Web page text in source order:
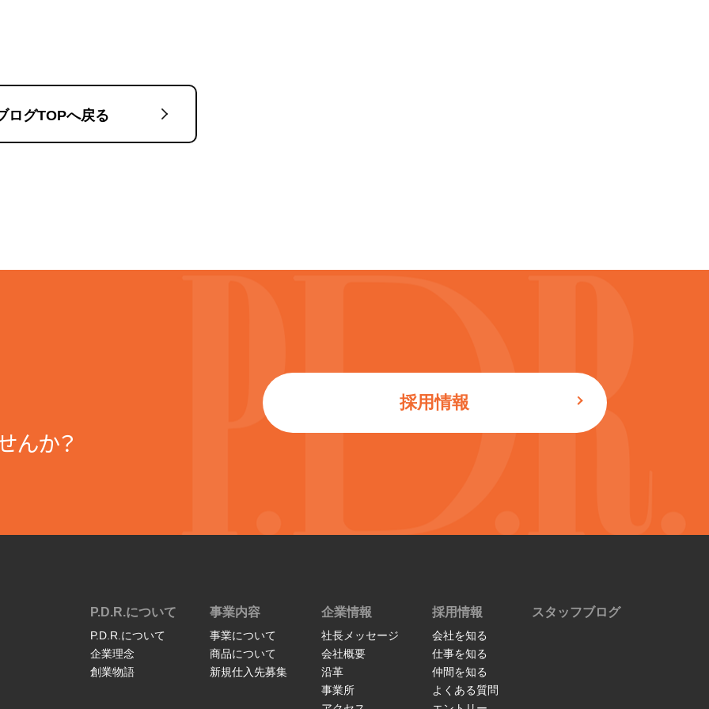
ログTOPへ戻る
んか？
採用情報
P.D.R.について
P.D.R.について
企業理念
創業物語
事業内容
事業について
商品について
新規仕入先募集
企業情報
社長メッセージ
会社概要
沿革
事業所
採用情報
会社を知る
仕事を知る
仲間を知る
よくある質問
スタッフブログ